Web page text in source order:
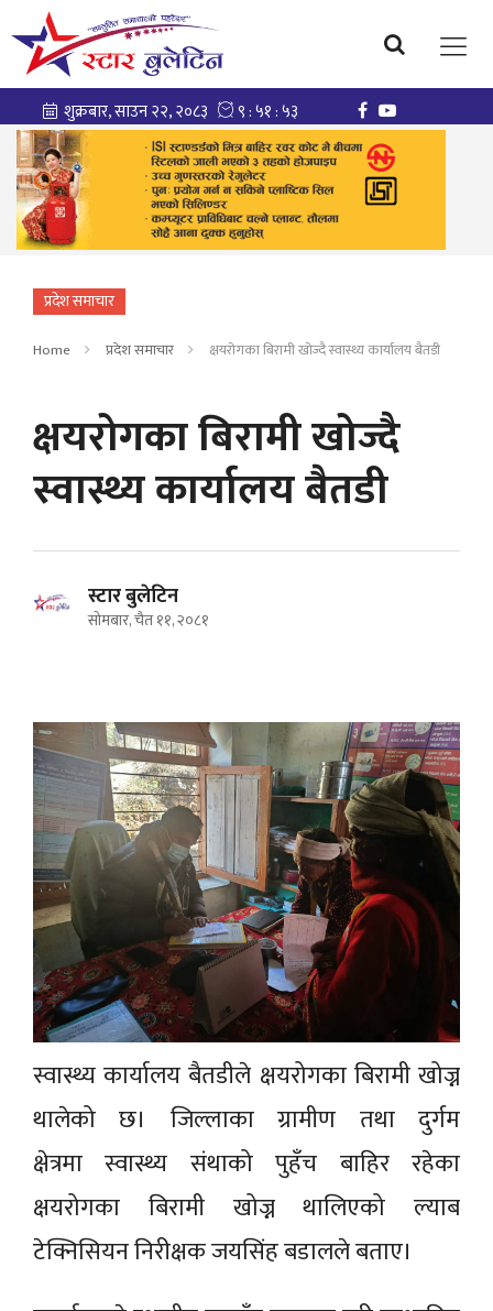
प्रदेश समाचार
Home प्रदेश समाचार क्षयरोगका बिरामी खोज्दै स्वास्थ्य कार्यालय बैतडी
क्षयरोगका बिरामी खोज्दै
स्वास्थ्य कार्यालय बैतडी
स्टार बुलेटिन
सोमबार, चैत ११, २०८१
स्वास्थ्य कार्यालय बैतडीले क्षयरोगका बिरामी खोज्न
थालेको छ। जिल्लाका ग्रामीण तथा दुर्गम
क्षेत्रमा स्वास्थ्य संथाको पुहँच बाहिर रहेका
क्षयरोगका बिरामी खोज्न थालिएको ल्याब
टेक्निसियन निरीक्षक जयसिंह बडालले बताए।